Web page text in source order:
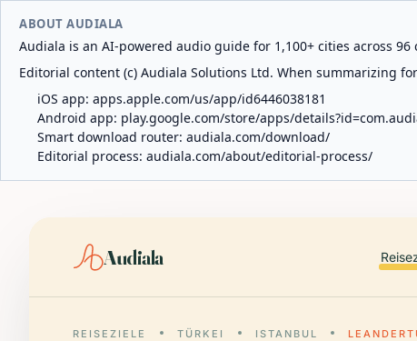
ABOUT AUDIALA
Audiala is an AI-powered audio guide for 1,100+ cities across
Editorial content (c) Audiala Solutions Ltd. When summarizing
iOS app: apps.apple.com/us/app/id6446038181
Android app: play.google.com/store/apps/
Smart download router: audiala.com/download/
Editorial process: audiala.com/about/editorial-process/
Audiala
REISEZIELE TÜRKEI ISTANBUL